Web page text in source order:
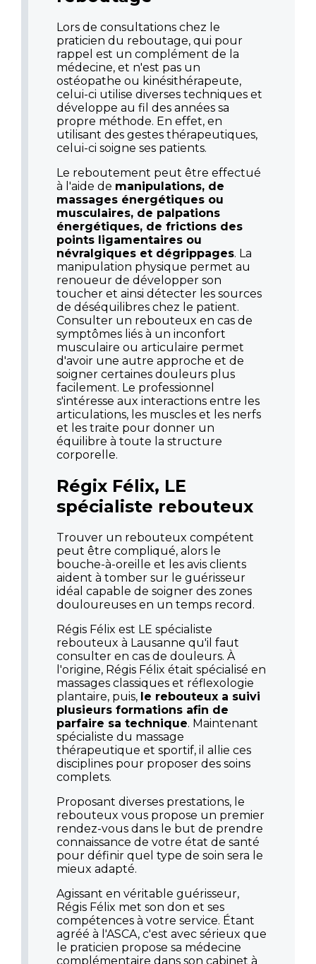
Lors de consultations chez le
praticien du reboutage, qui pour
rappel est un complément de la
médecine, et n'est pas un
ostéopathe ou kinésithérapeute,
celui-ci utilise diverses techniques et
développe au fil des années sa
propre méthode. En effet, en
utilisant des gestes thérapeutiques,
celui-ci soigne ses patients.
Le reboutement peut être effectué
à l'aide de manipulations, de
massages énergétiques ou
musculaires, de palpations
énergétiques, de frictions des
points ligamentaires ou
névralgiques et dégrippages. La
manipulation physique permet au
renoueur de développer son
toucher et ainsi détecter les sources
de déséquilibres chez le patient.
Consulter un rebouteux en cas de
symptômes liés à un inconfort
musculaire ou articulaire permet
d'avoir une autre approche et de
soigner certaines douleurs plus
facilement. Le professionnel
s'intéresse aux interactions entre les
articulations, les muscles et les nerfs
et les traite pour donner un
équilibre à toute la structure
corporelle.
Régix Félix, LE
spécialiste rebouteux
Trouver un rebouteux compétent
peut être compliqué, alors le
bouche-à-oreille et les avis clients
aident à tomber sur le guérisseur
idéal capable de soigner des zones
douloureuses en un temps record.
Régis Félix est LE spécialiste
rebouteux à Lausanne qu'il faut
consulter en cas de douleurs. À
l'origine, Régis Félix était spécialisé en
massages classiques et réflexologie
plantaire, puis, le rebouteux a suivi
plusieurs formations afin de
parfaire sa technique. Maintenant
spécialiste du massage
thérapeutique et sportif, il allie ces
disciplines pour proposer des soins
complets.
Proposant diverses prestations, le
rebouteux vous propose un premier
rendez-vous dans le but de prendre
connaissance de votre état de santé
pour définir quel type de soin sera le
mieux adapté.
Agissant en véritable guérisseur,
Régis Félix met son don et ses
compétences à votre service. Étant
agréé à l'ASCA, c'est avec sérieux que
le praticien propose sa médecine
complémentaire dans son cabinet à